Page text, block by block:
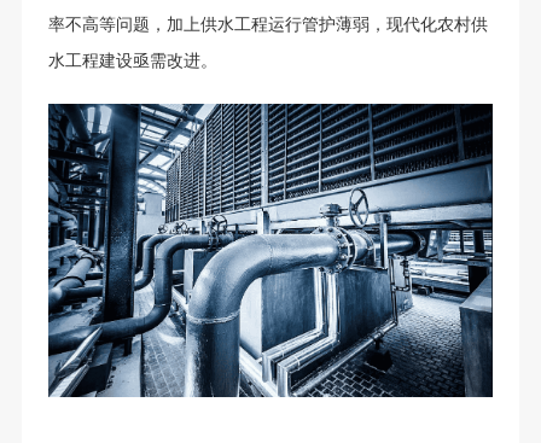
率不高等问题，加上供水工程运行管护薄弱，现代化农村供
水工程建设亟需改进。